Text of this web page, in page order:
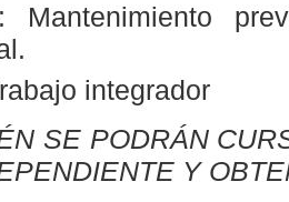
Mantenimiento
integrador
SE PODRÁN
Y